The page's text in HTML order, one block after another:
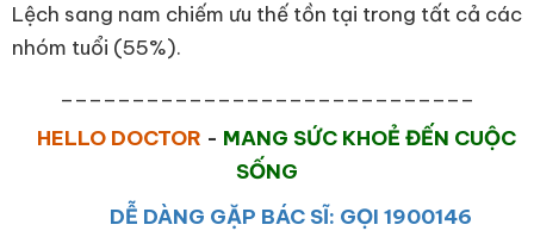
Lệch sang nam chiếm ưu thế tồn tại trong tất cả các
nhóm tuổi (55%).
HELLO DOCTOR - MANG SỨC KHOẺ ĐẾN CUỘC
SỐNG
DỄ DÀNG GẶP BÁC SĨ: GỌI 1900146